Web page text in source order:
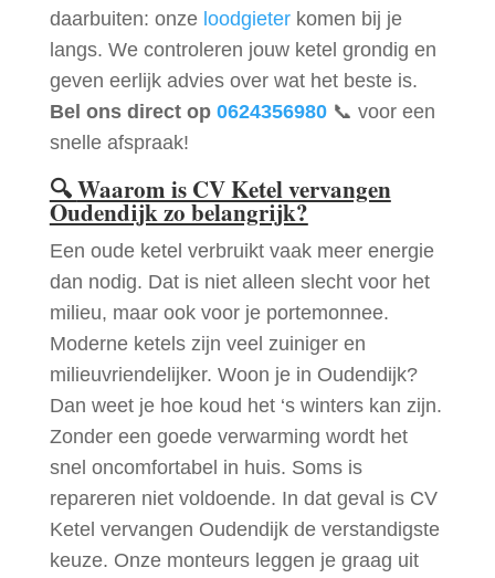
daarbuiten: onze loodgieterkomen bij je
langs. We controleren jouw ketel grondig en
geven eerlijk advies over wat het beste is.
Bel ons direct op 0624356980📞 voor een
snelle afspraak!
🔍Waarom is CV Ketel vervangen
Oudendijk zo belangrijk?
Een oude ketel verbruikt vaak meer energie
dan nodig. Dat is niet alleen slecht voor het
milieu, maar ook voor je portemonnee.
Moderne ketels zijn veel zuiniger en
milieuvriendelijker. Woon je in Oudendijk?
Dan weet je hoe koud het ‘s winters kan zijn.
Zonder een goede verwarming wordt het
snel oncomfortabel in huis. Soms is
repareren niet voldoende. In dat geval is CV
Ketel vervangen Oudendijk de verstandigste
keuze. Onze monteurs leggen je graag uit